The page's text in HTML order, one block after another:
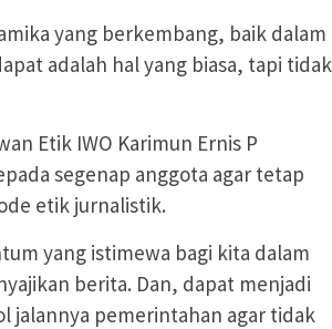
yang berkembang, baik dalam
adalah hal yang biasa, tapi tidak
Etik IWO Karimun Ernis P
segenap anggota agar tetap
etik jurnalistik.
yang istimewa bagi kita dalam
berita. Dan, dapat menjadi
jalannya pemerintahan agar tidak